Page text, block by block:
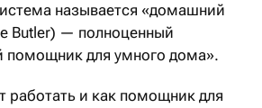
называется «домашний
Butler) — полноценный
помощник для умного дома».
работать и как помощник для